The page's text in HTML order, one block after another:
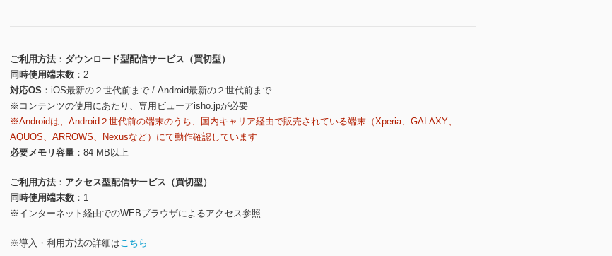
ご利用方法
ダウンロード型配信サービス（買切型）
同時使用端末数
2
対応OS
iOS最新の２世代前まで / Android最新の２世代前まで
※コンテンツの使用にあたり、専用ビューアisho.jpが必要
※Androidは、Android２世代前の端末のうち、国内キャリア経由で販売されている端末（Xperia、GALAXY、
AQUOS、ARROWS、Nexusなど）にて動作確認しています
必要メモリ容量
84 MB以上
ご利用方法
アクセス型配信サービス（買切型）
同時使用端末数
1
※インターネット経由でのWEBブラウザによるアクセス参照
※導入・利用方法の詳細はこちら